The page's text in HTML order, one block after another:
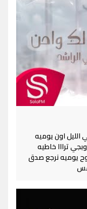
اون يوميه
ترااا خاطيه
يوميه نرجع صدق